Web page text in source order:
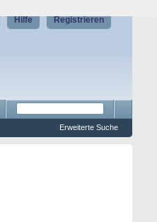
Registrieren
Hilfe
Erweiterte Suche